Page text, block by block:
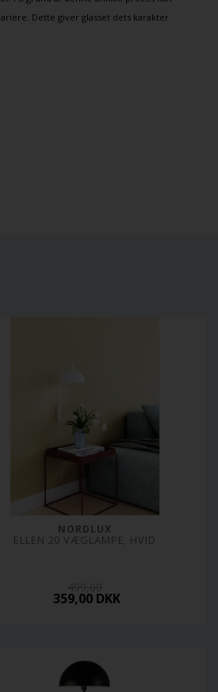
Dette giver glasset dets karakter
NORDLUX
ELLEN 20 VÆGLAMPE, HVID
359,00 DKK